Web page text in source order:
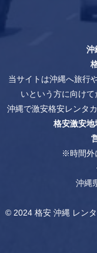
沖
当サイトは沖縄へ旅行
いという方に向けて
沖縄で激安格安レンタ
格安激安地
※時間外
沖縄
© 2024 格安 沖縄 レン